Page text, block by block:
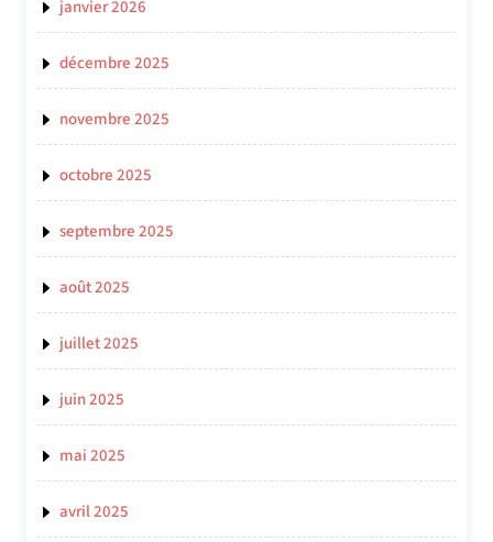
janvier 2026
décembre 2025
novembre 2025
octobre 2025
septembre 2025
août 2025
juillet 2025
juin 2025
mai 2025
avril 2025